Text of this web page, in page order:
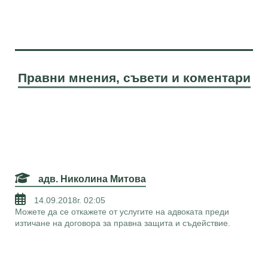
Правни мнения, съвети и коментари
адв. Николина Митова
14.09.2018г. 02:05
Можете да се откажете от услугите на адвоката преди
изтичане на договора за правна защита и съдействие.